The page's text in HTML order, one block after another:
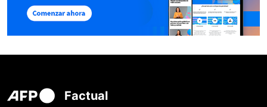
Factual